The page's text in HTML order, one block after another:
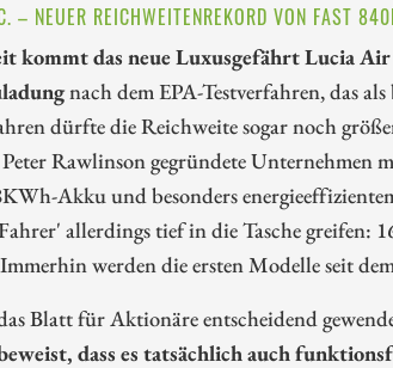
– NEUER REICHWEITENREKORD VON FAST
kommt das neue Luxusgefährt Lucia
nach dem EPA-Testverfahren, das
dürfte die Reichweite sogar noch
Rawlinson gegründete Unternehmen
Akku und besonders
allerdings tief in die Tasche
werden die ersten Modelle seit
Blatt für Aktionäre entscheidend
dass es tatsächlich auch